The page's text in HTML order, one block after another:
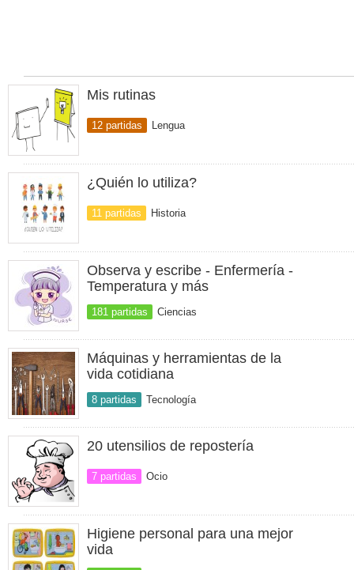
Mis rutinas
12 partidas Lengua
¿Quién lo utiliza?
11 partidas Historia
Observa y escribe - Enfermería -
Temperatura y más
181 partidas Ciencias
Máquinas y herramientas de la
vida cotidiana
8 partidas Tecnología
20 utensilios de repostería
7 partidas Ocio
Higiene personal para una mejor
vida